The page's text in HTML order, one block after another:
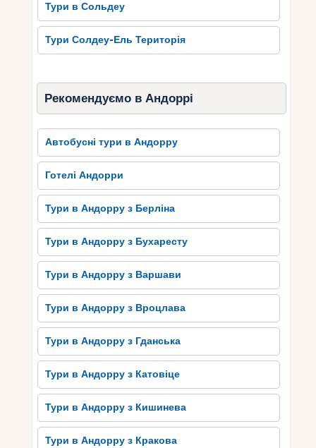
Тури в Сольдеу
Тури Солдеу-Ель Територія
Рекомендуємо в Андоррі
Автобусні тури в Андорру
Готелі Андорри
Тури в Андорру з Берліна
Тури в Андорру з Бухаресту
Тури в Андорру з Варшави
Тури в Андорру з Вроцлава
Тури в Андорру з Гданська
Тури в Андорру з Катовіце
Тури в Андорру з Кишинева
Тури в Андорру з Кракова